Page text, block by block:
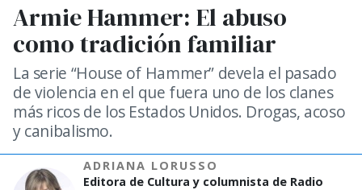
Armie Hammer: El abuso
como tradición familiar
La serie “House of Hammer” devela el pasado
de violencia en el que fuera uno de los clanes
más ricos de los Estados Unidos. Drogas, acoso
y canibalismo.
ADRIANA LORUSSO
Editora de Cultura y columnista de Radio